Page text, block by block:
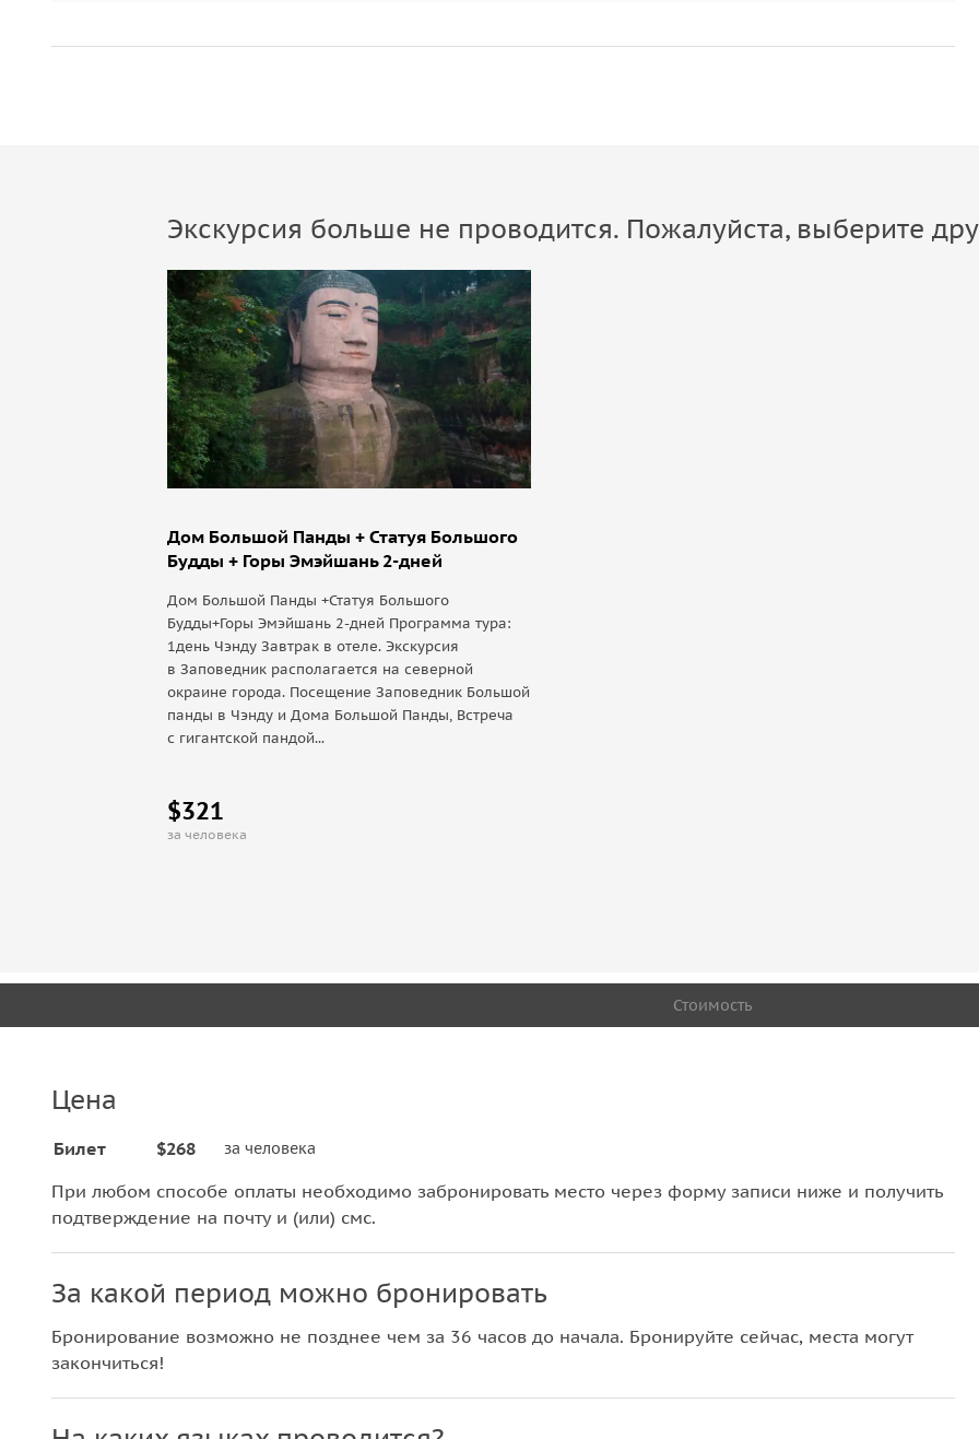
Экскурсия больше не проводится. Пожалуйста, выберите
Дом Большой Панды + Статуя Большого
Будды + Горы Эмэйшань 2-дней
Дом Большой Панды +Статуя Большого
Будды+Горы Эмэйшань 2-дней Программа тура:
1день Чэнду Завтрак в отеле. Экскурсия
в Заповедник располагается на северной
окраине города. Посещение Заповедник Большой
панды в Чэнду и Дома Большой Панды, Встреча
с гигантской пандой...
$321
за человека
Стоимость
Цена
Билет $268 за человека
При любом способе оплаты необходимо забронировать место через форму записи ниже и получить
подтверждение на почту и (или) смс.
За какой период можно бронировать
Бронирование возможно не позднее чем за 36 часов до начала. Бронируйте сейчас, места могут
закончиться!